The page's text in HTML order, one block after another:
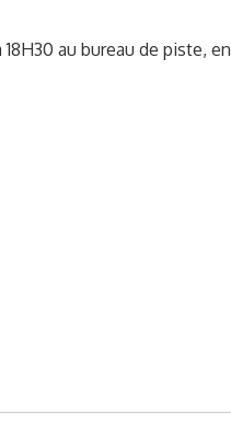
au bureau de piste, en